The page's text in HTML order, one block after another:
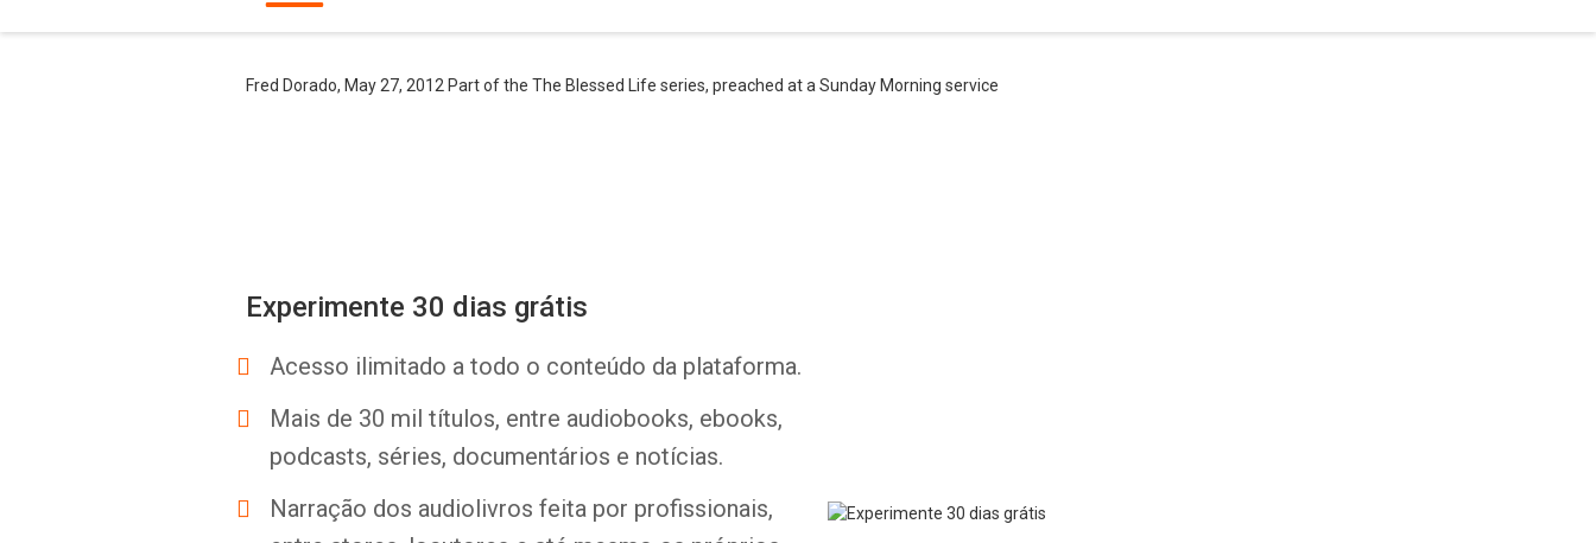
Fred Dorado, May 27, 2012 Part of the The Blessed Life series, preached at a Sunday Morning service
Experimente 30 dias grátis
Acesso ilimitado a todo o conteúdo da plataforma.
Mais de 30 mil títulos, entre audiobooks, ebooks,
podcasts, séries, documentários e notícias.
Narração dos audiolivros feita por profissionais,
Whatsapp Facebook